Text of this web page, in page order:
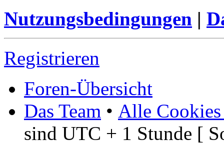
Nutzungsbedingungen |
Registrieren
Foren-Übersicht
Das Team • Alle Cookies
sind UTC + 1 Stunde [